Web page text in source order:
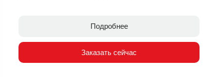
Подробнее
Заказать сейчас